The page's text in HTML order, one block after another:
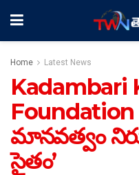
Home Latest News
Kadambari
మాన‌వ‌త్వం
సైతం’